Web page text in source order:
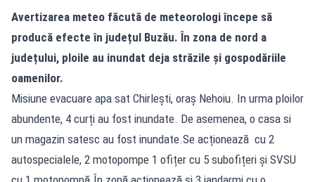
Avertizarea meteo făcută de meteorologi începe să
producă efecte în județul Buzău. În zona de nord a
județului, ploile au inundat deja străzile și gospodăriile
oamenilor.
Misiune evacuare apa sat Chirlești, oraș Nehoiu. In urma ploilor
abundente, 4 curți au fost inundate. De asemenea, o casa si
un magazin satesc au fost inundate.Se acționează cu 2
autospecialele, 2 motopompe 1 ofițer cu 5 subofițeri și SVSU